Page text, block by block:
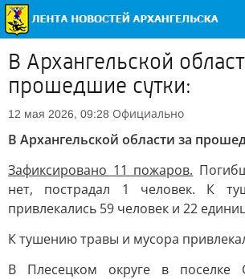
В Архангельской
прошедшие сутки:
12 мая 2026, 09:28 Официально
В Архангельской области за
Зафиксировано 11 пожаров.
нет, пострадал 1 человек. К
привлекались 59 человек и 22
К тушению травы и мусора
В Плесецком округе в поселке